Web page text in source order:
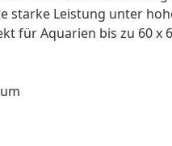
starke Leistung unter
für Aquarien bis zu 60